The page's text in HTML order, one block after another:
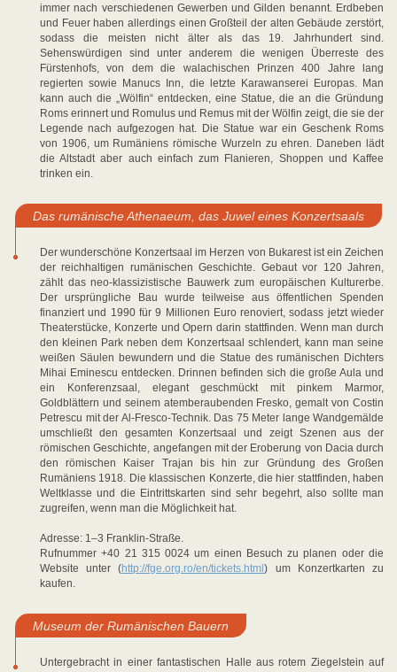
immer nach verschiedenen Gewerben und Gilden benannt. Erdbeben
und Feuer haben allerdings einen Großteil der alten Gebäude zerstört,
sodass die meisten nicht älter als das 19. Jahrhundert sind.
Sehenswürdigen sind unter anderem die wenigen Überreste des
Fürstenhofs, von dem die walachischen Prinzen 400 Jahre lang
regierten sowie Manucs Inn, die letzte Karawanserei Europas. Man
kann auch die „Wölfin“ entdecken, eine Statue, die an die Gründung
Roms erinnert und Romulus und Remus mit der Wölfin zeigt, die sie der
Legende nach aufgezogen hat. Die Statue war ein Geschenk Roms
von 1906, um Rumäniens römische Wurzeln zu ehren. Daneben lädt
die Altstadt aber auch einfach zum Flanieren, Shoppen und Kaffee
trinken ein.
Das rumänische Athenaeum, das Juwel eines Konzertsaals
Der wunderschöne Konzertsaal im Herzen von Bukarest ist ein Zeichen
der reichhaltigen rumänischen Geschichte. Gebaut vor 120 Jahren,
zählt das neo-klassizistische Bauwerk zum europäischen Kulturerbe.
Der ursprüngliche Bau wurde teilweise aus öffentlichen Spenden
finanziert und 1990 für 9 Millionen Euro renoviert, sodass jetzt wieder
Theaterstücke, Konzerte und Opern darin stattfinden. Wenn man durch
den kleinen Park neben dem Konzertsaal schlendert, kann man seine
weißen Säulen bewundern und die Statue des rumänischen Dichters
Mihai Eminescu entdecken. Drinnen befinden sich die große Aula und
ein Konferenzsaal, elegant geschmückt mit pinkem Marmor,
Goldblättern und seinem atemberaubenden Fresko, gemalt von Costin
Petrescu mit der Al-Fresco-Technik. Das 75 Meter lange Wandgemälde
umschließt den gesamten Konzertsaal und zeigt Szenen aus der
römischen Geschichte, angefangen mit der Eroberung von Dacia durch
den römischen Kaiser Trajan bis hin zur Gründung des Großen
Rumäniens 1918. Die klassischen Konzerte, die hier stattfinden, haben
Weltklasse und die Eintrittskarten sind sehr begehrt, also sollte man
zugreifen, wenn man die Möglichkeit hat.
Adresse: 1–3 Franklin-Straße.
Rufnummer +40 21 315 0024 um einen Besuch zu planen oder die
Website unter (http://fge.org.ro/en/tickets.html) um Konzertkarten zu
kaufen.
Museum der Rumänischen Bauern
Untergebracht in einer fantastischen Halle aus rotem Ziegelstein auf